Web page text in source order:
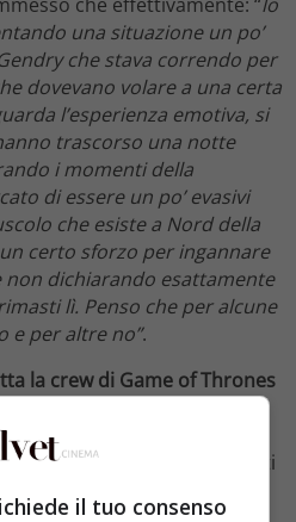
una situazione un po’
che stava correndo per
dovevano volare a una certa
l’esperienza emotiva, si
trascorso una notte
i momenti della
di essere un po’ evasivi
che esiste a Nord della
certo sforzo per ingannare
dichiarando esattamente
lì. Penso che per alcune
e per altre no”.
la crew di Game of Thrones
che sono stati fatti
che sono “impossibilità
comunque “la storia trasporti
troppa attenzione a
il tuo consenso